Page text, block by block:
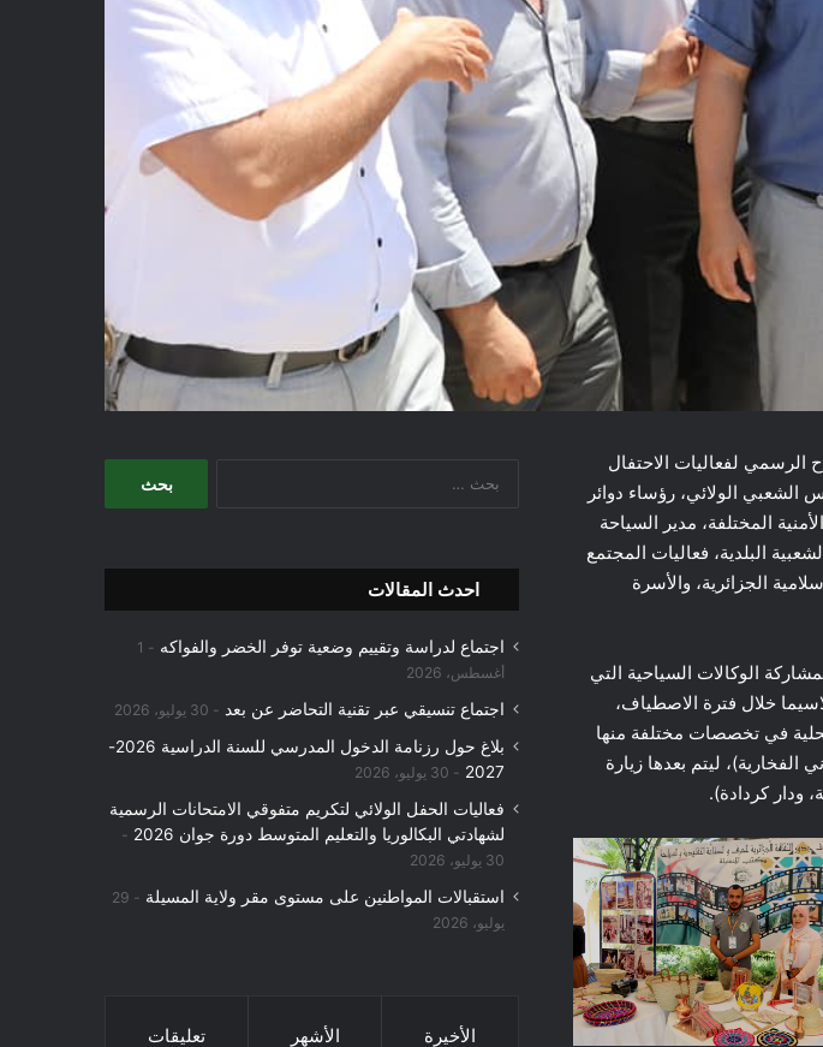
على الافتتاح الرسمي لفعاليات الاحتفال
رئيس المجلس الشعبي الولائي، رؤساء دوائر
المختلفة، مدير السياحة
البلدية، فعاليات المجتمع
الجزائرية، والأسرة
الوكالات السياحية التي
خلال فترة الاصطياف،
في تخصصات مختلفة منها
الفخارية)، ليتم بعدها زيارة
ودار كردادة).
احدث المقالات
اجتماع لدراسة وتقييم وضعية توفر الخضر والفواكه
1
أغسطس، 2026
اجتماع تنسيقي عبر تقنية التحاضر عن بعد 30 يوليو، 2026
بلاغ حول رزنامة الدخول المدرسي للسنة الدراسية 2026-
2027
30 يوليو، 2026
فعاليات الحفل الولائي لتكريم متفوقي الامتحانات الرسمية
لشهادتي البكالوريا والتعليم المتوسط دورة جوان 2026
30 يوليو، 2026
استقبالات المواطنين على مستوى مقر ولاية المسيلة
29
يوليو، 2026
الأخيرة الأشهر تعليقات